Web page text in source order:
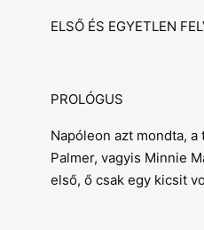
ELSŐ ÉS EGYETLEN
PROLÓGUS
Napóleon azt mondta,
Palmer, vagyis Minnie
első, ő csak egy kicsit